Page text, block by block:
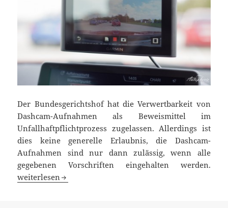
Der Bundesgerichtshof hat die Verwertbarkeit von
Dashcam-Aufnahmen als Beweismittel im
Unfallhaftpflichtprozess zugelassen. Allerdings ist
dies keine generelle Erlaubnis, die Dashcam-
Aufnahmen sind nur dann zulässig, wenn alle
gegebenen Vorschriften eingehalten werden.
Bundesgerichtshof erlaubt Dashcam-Aufnahme
weiterlesen